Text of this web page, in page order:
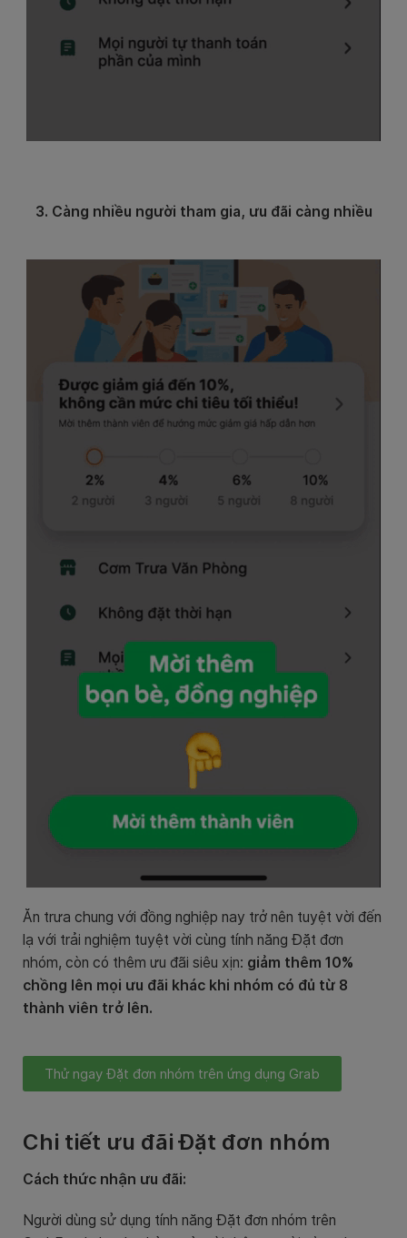
3. Càng nhiều người tham gia, ưu đãi càng nhiều
Ăn trưa chung với đồng nghiệp nay trở nên tuyệt vời đến
lạ với trải nghiệm tuyệt vời cùng tính năng Đặt đơn
nhóm, còn có thêm ưu đãi siêu xịn: giảm thêm 10%
chồng lên mọi ưu đãi khác khi nhóm có đủ từ 8
thành viên trở lên.
Thử ngay Đặt đơn nhóm trên ứng dụng Grab
Chi tiết ưu đãi Đặt đơn nhóm
Cách thức nhận ưu đãi:
Người dùng sử dụng tính năng Đặt đơn nhóm trên